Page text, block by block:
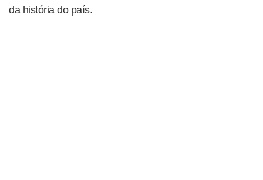
da história do país.